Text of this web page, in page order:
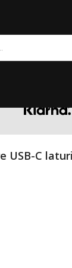
USB-C